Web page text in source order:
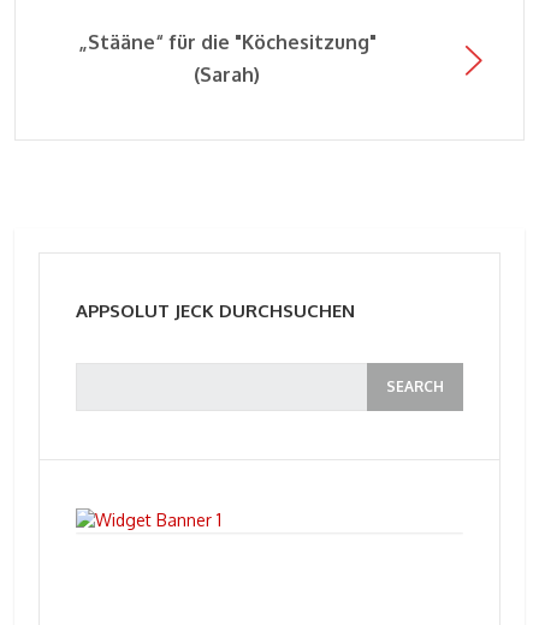
„Stääne“ für die "Köchesitzung"
(Sarah)
APPSOLUT JECK DURCHSUCHEN